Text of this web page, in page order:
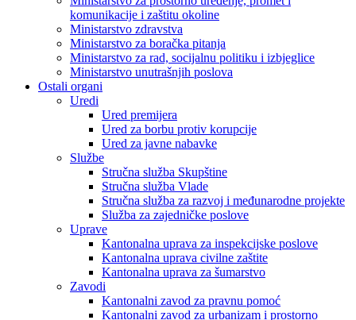
komunikacije i zaštitu okoline
Ministarstvo zdravstva
Ministarstvo za boračka pitanja
Ministarstvo za rad, socijalnu politiku i izbjeglice
Ministarstvo unutrašnjih poslova
Ostali organi
Uredi
Ured premijera
Ured za borbu protiv korupcije
Ured za javne nabavke
Službe
Stručna služba Skupštine
Stručna služba Vlade
Stručna služba za razvoj i međunarodne projekte
Služba za zajedničke poslove
Uprave
Kantonalna uprava za inspekcijske poslove
Kantonalna uprava civilne zaštite
Kantonalna uprava za šumarstvo
Zavodi
Kantonalni zavod za pravnu pomoć
Kantonalni zavod za urbanizam i prostorno